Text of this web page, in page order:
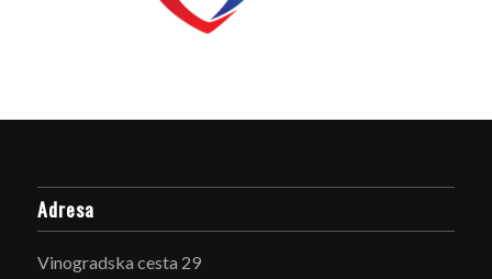
Adresa
Vinogradska cesta 29